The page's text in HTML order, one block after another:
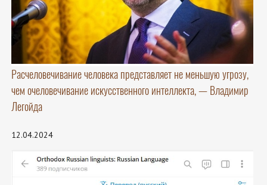
Расчеловечивание человека представляет не меньшую угрозу,
чем очеловечивание искусственного интеллекта, — Владимир
Легойда
12.04.2024